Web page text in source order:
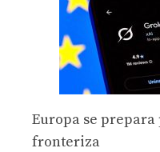
Europa se
fronteriza